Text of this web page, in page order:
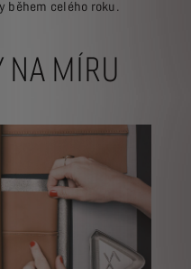
během celého roku.
NA MÍRU